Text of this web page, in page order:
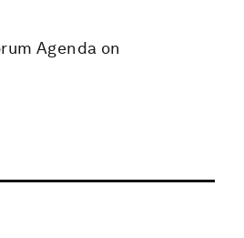
Agenda on